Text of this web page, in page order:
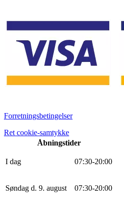
Forretningsbetingelser
Ret cookie-samtykke
Åbningstider
I dag 07:30-20:00
Søndag d. 9. august 07:30-20:00